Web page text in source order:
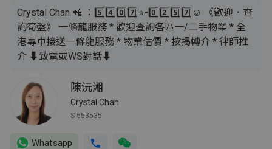
Crystal Chan 📲 ：5️⃣4️⃣0️⃣7️⃣⭐️-0️⃣2️⃣5️⃣7️⃣☺️ 《歡迎．查
詢筍盤》 一條龍服務 * 歡迎查詢各區一/二手物業 * 全
港專車接送一條龍服務 * 物業估價 * 按揭轉介 * 律師推
介 ⬇️致電或WS對話⬇️
陳沅湘
Crystal Chan
S-553535
Whatsapp